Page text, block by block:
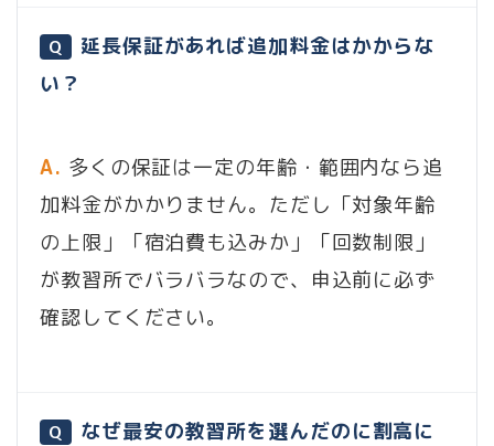
Q
延長保証があれば追加料金はかからな
い？
A. 多くの保証は一定の年齢・範囲内なら追
加料金がかかりません。ただし「対象年齢
の上限」「宿泊費も込みか」「回数制限」
が教習所でバラバラなので、申込前に必ず
確認してください。
Q
なぜ最安の教習所を選んだのに割高に